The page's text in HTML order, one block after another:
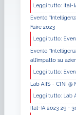
Leggi tutto: Ital-
Evento
Faire 2023
Leggi tutto:
Evento
all’impatto su
Leggi tutto:
Lab AIIS - CINI @
Leggi tutto: Lab
Ital-IA 2023 29 -